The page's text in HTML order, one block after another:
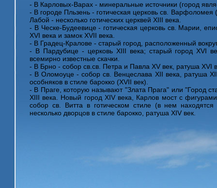
- В Карловых-Варах - минеральные источники (город
- В городе Пльзень - готическая церковь св.
Лабой - несколько готических церквей XIII века.
- В Ческе-Будеевице - готическая церковь св. Марии,
XVI века и замок XVII века.
- В Градец-Кралове - старый город, расположенный
- В Пардубице - церковь XIII века; старый город XVI
всемирно известные скачки.
- В Брно - собор св.св. Петра и Павла XV век, ратуша XVI
- В Оломоуце - собор св. Венцеслава XII века, ратуша
особняков в стиле барокко (XVII век).
- В Праге, которую называют "Злата Прага" или "Город
XIII века. Новый город XIV века, Карлов мост с
собор св. Витта в готическом стиле (в нем
несколько дворцов в стиле барокко, ратуша XIV век.